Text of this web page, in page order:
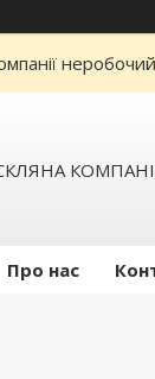
Про нас